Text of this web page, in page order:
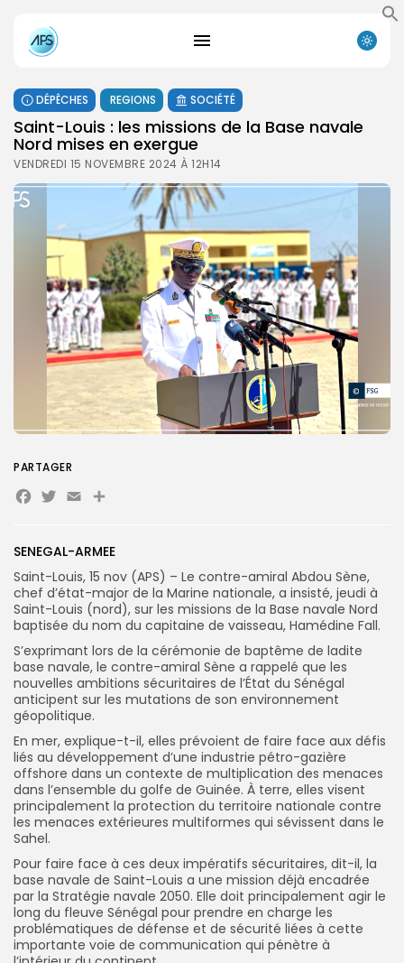
Search
for:
DÉPÊCHES REGIONS SOCIÉTÉ
Saint-Louis : les missions de la Base navale
Nord mises en exergue
VENDREDI 15 NOVEMBRE 2024 À 12H14
SENEGAL-ARMEE
Saint-Louis, 15 nov (APS) – Le contre-amiral Abdou Sène,
chef d’état-major de la Marine nationale, a insisté, jeudi à
Saint-Louis (nord), sur les missions de la Base navale Nord
baptisée du nom du capitaine de vaisseau, Hamédine Fall.
S’exprimant lors de la cérémonie de baptême de ladite
base navale, le contre-amiral Sène a rappelé que les
nouvelles ambitions sécuritaires de l’État du Sénégal
anticipent sur les mutations de son environnement
géopolitique.
En mer, explique-t-il, elles prévoient de faire face aux défis
liés au développement d’une industrie pétro-gazière
offshore dans un contexte de multiplication des menaces
dans l’ensemble du golfe de Guinée. À terre, elles visent
principalement la protection du territoire nationale contre
les menaces extérieures multiformes qui sévissent dans le
Sahel.
Pour faire face à ces deux impératifs sécuritaires, dit-il, la
base navale de Saint-Louis a une mission déjà encadrée
par la Stratégie navale 2050. Elle doit principalement agir le
long du fleuve Sénégal pour prendre en charge les
problématiques de défense et de sécurité liées à cette
importante voie de communication qui pénètre à
PARTAGER
Facebook
Twitter
EmailPartager